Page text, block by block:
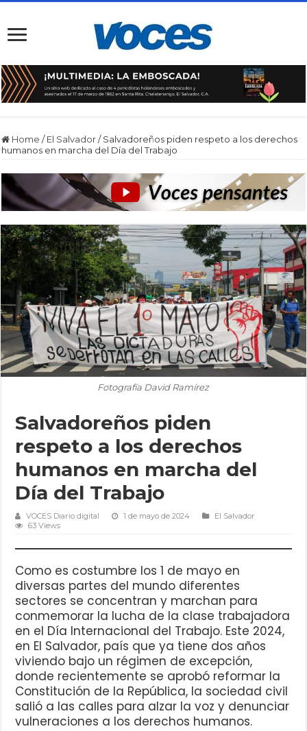
Home / El Salvador / Salvadoreños piden respeto a los derechos
humanos en marcha del Día del Trabajo
Fotografía David Ramírez
Salvadoreños piden
respeto a los derechos
humanos en marcha del
Día del Trabajo
VOCES Diario digital 1 de mayo de 2024
El Salvador
63 Views
Como es costumbre los 1 de mayo en
diversas partes del mundo diferentes
sectores se concentran y marchan para
conmemorar la lucha de la clase trabajadora
en el Día Internacional del Trabajo. Este 2024,
en El Salvador, país que ya tiene dos años
viviendo bajo un régimen de excepción,
donde recientemente se aprobó reformar la
Constitución de la República, la sociedad civil
salió a las calles para alzar la voz y denunciar
vulneraciones a los derechos humanos.